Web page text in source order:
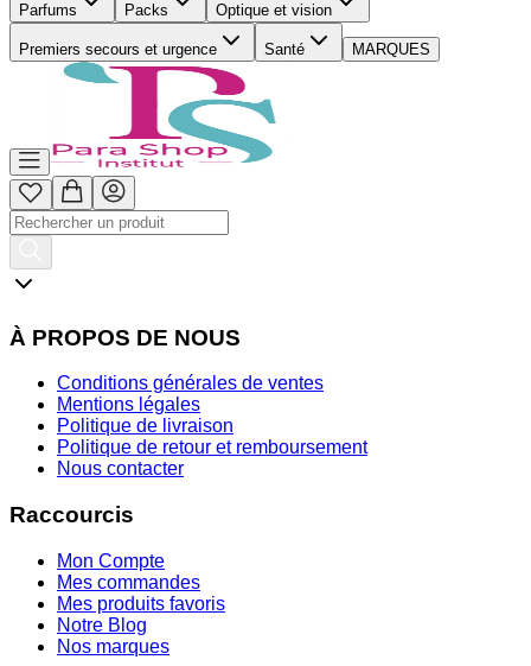
Parfums Packs Optique et vision
Premiers secours et urgence Santé MARQUES
À PROPOS DE NOUS
Conditions générales de ventes
Mentions légales
Politique de livraison
Politique de retour et remboursement
Nous contacter
Raccourcis
Mon Compte
Mes commandes
Mes produits favoris
Notre Blog
Nos marques